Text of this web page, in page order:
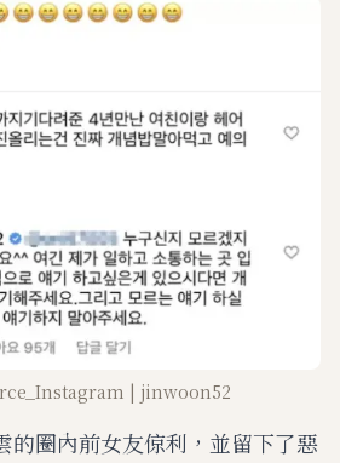
M
| jinwoon52
的圈內前女友倞利，並留下了惡